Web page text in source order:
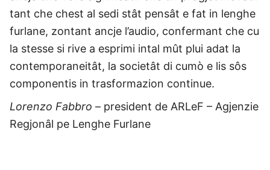
tant che chest al sedi stât pensât e fat in lenghe
furlane, zontant ancje l’audio, confermant che cu
la stesse si rive a esprimi intal mût plui adat la
contemporaneitât, la societât di cumò e lis sôs
componentis in trasformazion continue.
Lorenzo Fabbro – president de ARLeF – Agjenzie
Regjonâl pe Lenghe Furlane